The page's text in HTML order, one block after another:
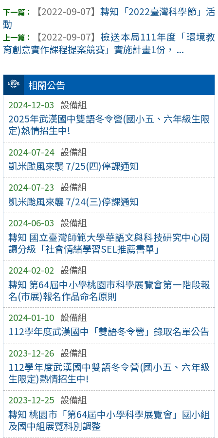
相關公告
2024-12-03 設備組
2025年武漢國中雙語冬令營(國小五、六年級生限
定)熱情招生中!
2024-07-24 設備組
凱米颱風來襲 7/25(四)停課通知
2024-07-23 設備組
凱米颱風來襲 7/24(三)停課通知
2024-06-03 設備組
轉知 國立臺灣師範大學華語文與科技研究中心閱
讀分級「社會情緒學習SEL推薦書單」
2024-02-02 設備組
轉知 第64屆中小學桃園市科學展覽會第一階段報
名(市展)報名作品命名原則
2024-01-10 設備組
112學年度武漢國中「雙語冬令營」錄取名單公告
2023-12-26 設備組
112學年度武漢國中雙語冬令營(國小五、六年級
生限定)熱情招生中!
2023-12-25 設備組
轉知 桃園市「第64屆中小學科學展覽會」國小組
及國中組展覽科別調整
【2022-09-07】 轉知「2022臺灣科學節」活
動
【2022-09-07】 檢送本局111年度「環境教
育創意實作課程提案競賽」實施計畫1份， ...